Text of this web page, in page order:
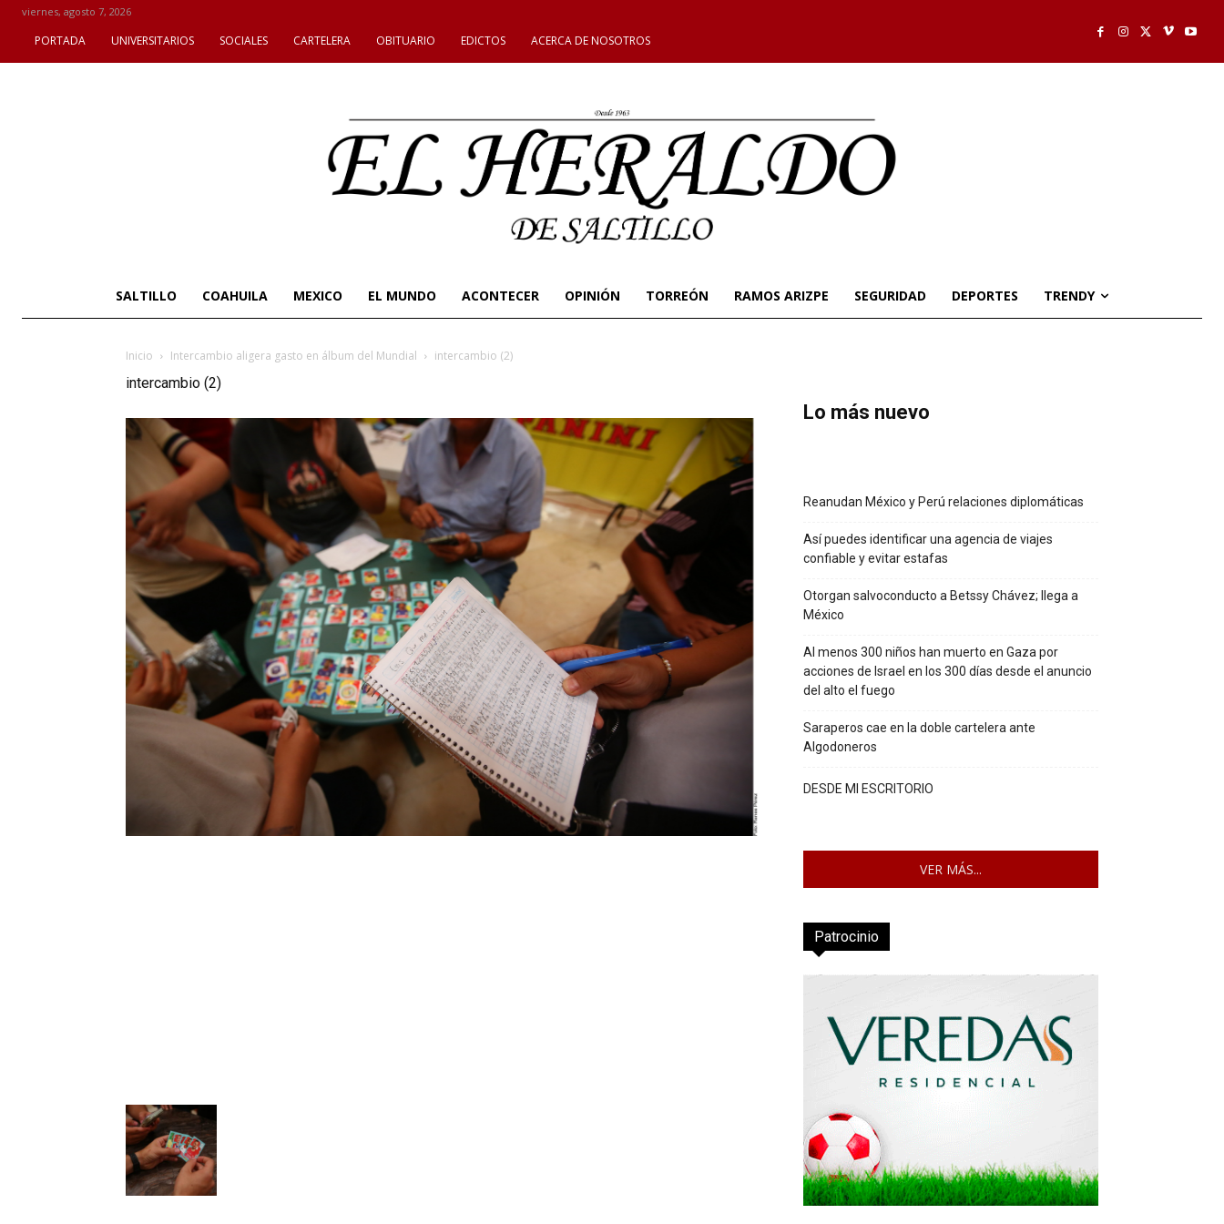
viernes, agosto 7, 2026
PORTADA UNIVERSITARIOS SOCIALES CARTELERA OBITUARIO EDICTOS ACERCA DE NOSOTROS
SALTILLO COAHUILA MEXICO EL MUNDO ACONTECER OPINIÓN TORREÓN RAMOS ARIZPE SEGURIDAD DEPORTES TRENDY
Inicio Intercambio aligera gasto en álbum del Mundial intercambio (2)
intercambio (2)
Lo más nuevo
Reanudan México y Perú relaciones diplomáticas
Así puedes identificar una agencia de viajes
confiable y evitar estafas
Otorgan salvoconducto a Betssy Chávez; llega a
México
Al menos 300 niños han muerto en Gaza por
acciones de Israel en los 300 días desde el anuncio
del alto el fuego
Saraperos cae en la doble cartelera ante
Algodoneros
DESDE MI ESCRITORIO
VER MÁS...
Patrocinio